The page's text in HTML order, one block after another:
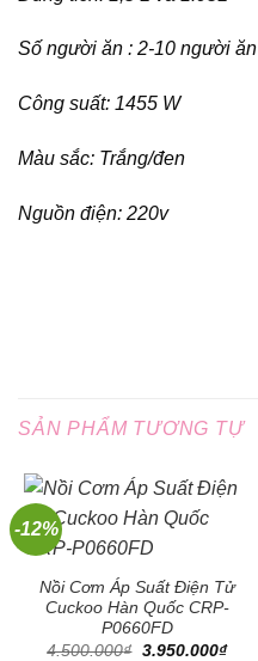
Số người ăn : 2-10 người ăn
Công suất: 1455 W
Màu sắc: Trắng/đen
Nguồn điện: 220v
SẢN PHẨM TƯƠNG TỰ
-12%
Nồi Cơm Áp Suất Điện Tử
Cuckoo Hàn Quốc CRP-
P0660FD
4.500.000₫ Giá
3.950.000₫Giá